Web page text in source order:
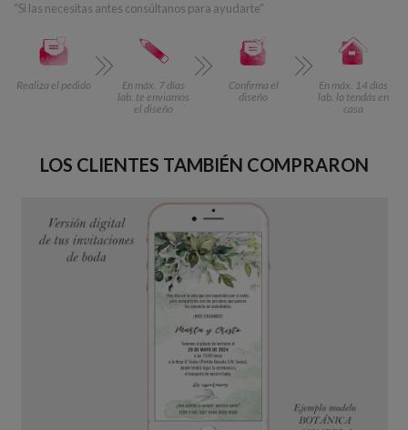
“Si las necesitas antes consúltanos para ayudarte”
Realiza el pedido
En máx. 7 días
lab. te enviamos
el diseño
Confirma el
diseño
En máx. 14 días
lab. lo tendás en
casa
LOS CLIENTES TAMBIÉN COMPRARON